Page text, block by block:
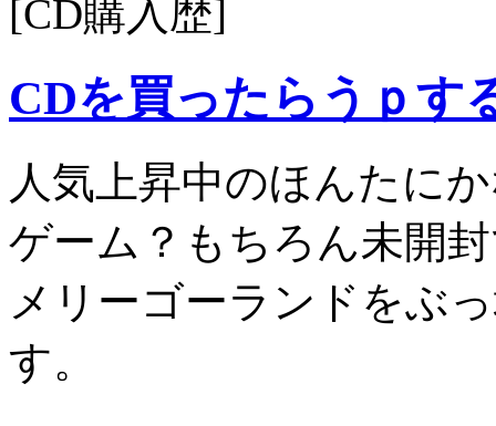
[CD購入歴]
CDを買ったらうｐす
人気上昇中のほんたに
ゲーム？もちろん未開
メリーゴーランドをぶ
す。